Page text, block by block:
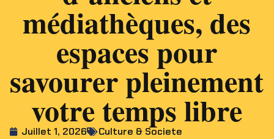
À PROPOS
médiathèques, des
espaces pour
savourer pleinement
votre temps libre
Juillet 1, 2026 Culture & Societe